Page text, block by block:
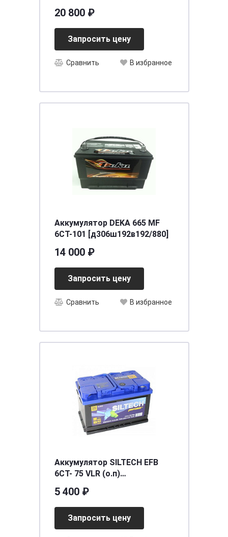
20 800 ₽
Запросить цену
Сравнить В избранное
Аккумулятор DEKA 665 MF
6СТ-101 [д306ш192в192/880]
14 000 ₽
Запросить цену
Сравнить В избранное
Аккумулятор SILTECH EFB
6СТ- 75 VLR (о.п)
5 400 ₽
Запросить цену